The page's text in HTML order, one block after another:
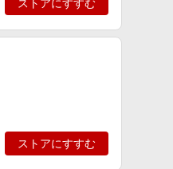
ストアにすすむ
ストアにすすむ